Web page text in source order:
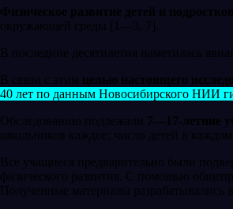
Физическое развитие детей и подростков
окружаю­щей среды [1—3, 7].
В последние десятилетия наметилась
В связи с этим целью настоящего
40 лет по данным Новосибирского НИИ
Обследованию подлежали 7—17-летние
школьников ка­ждое; число детей в
Все учащиеся предварительно были
физиче­ского развития. С помощью
Получен­ные материалы разрабатывались